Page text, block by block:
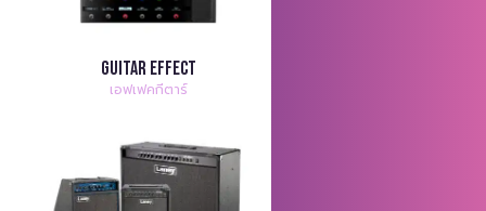
Guitar Effect
เอฟเฟคกีตาร์